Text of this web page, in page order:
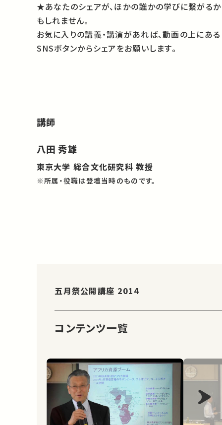
★あなたのシェアが、ほかの誰かの学びに繋がるか
もしれません。
お気に入りの講義・講演があれば、動画の上にある
SNSボタンからシェアをお願いします。
講師
八田 秀雄
東京大学 総合文化研究科 教授
※所属・役職は登壇当時のものです。
五月祭公開講座 2014
コンテンツ一覧